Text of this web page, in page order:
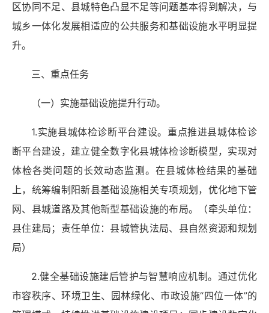
区协同不足、县城特色凸显不足等问题基本得到解决，与
城乡一体化发展相适应的公共服务和基础设施水平明显提
升。
三、重点任务
（一）实施基础设施提升行动。
1.实施县城体检诊断平台建设。重点推进县城体检诊
断平台建设，建立健全数字化县城体检诊断模型，实现对
体检各类问题的长效动态监测。在县城体检结果的基础
上，统筹编制阳新县基础设施相关专项规划，优化地下管
网、县城道路及其他新型基础设施的布局。（牵头单位：
县住建局；责任单位：县城管执法局、县自然资源和规划
局）
2.健全基础设施建后管护与智慧响应机制。通过优化
市容秩序、环境卫生、园林绿化、市政设施“四位一体”的